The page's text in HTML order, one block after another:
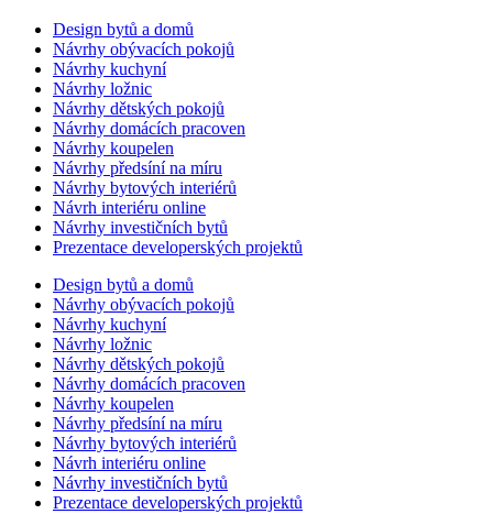
Design bytů a domů
Návrhy obývacích pokojů
Návrhy kuchyní
Návrhy ložnic
Návrhy dětských pokojů
Návrhy domácích pracoven
Návrhy koupelen
Návrhy předsíní na míru
Návrhy bytových interiérů
Návrh interiéru online
Návrhy investičních bytů
Prezentace developerských projektů
Design bytů a domů
Návrhy obývacích pokojů
Návrhy kuchyní
Návrhy ložnic
Návrhy dětských pokojů
Návrhy domácích pracoven
Návrhy koupelen
Návrhy předsíní na míru
Návrhy bytových interiérů
Návrh interiéru online
Návrhy investičních bytů
Prezentace developerských projektů